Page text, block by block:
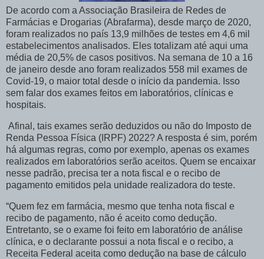
De acordo com a Associação Brasileira de Redes de
Farmácias e Drogarias (Abrafarma), desde março de 2020,
foram realizados no país 13,9 milhões de testes em 4,6 mil
estabelecimentos analisados. Eles totalizam até aqui uma
média de 20,5% de casos positivos. Na semana de 10 a 16
de janeiro desde ano foram realizados 558 mil exames de
Covid-19, o maior total desde o início da pandemia. Isso
sem falar dos exames feitos em laboratórios, clínicas e
hospitais.
Afinal, tais exames serão deduzidos ou não do Imposto de
Renda Pessoa Física (IRPF) 2022? A resposta é sim, porém
há algumas regras, como por exemplo, apenas os exames
realizados em laboratórios serão aceitos. Quem se encaixar
nesse padrão, precisa ter a nota fiscal e o recibo de
pagamento emitidos pela unidade realizadora do teste.
“Quem fez em farmácia, mesmo que tenha nota fiscal e
recibo de pagamento, não é aceito como dedução.
Entretanto, se o exame foi feito em laboratório de análise
clínica, e o declarante possui a nota fiscal e o recibo, a
Receita Federal aceita como dedução na base de cálculo